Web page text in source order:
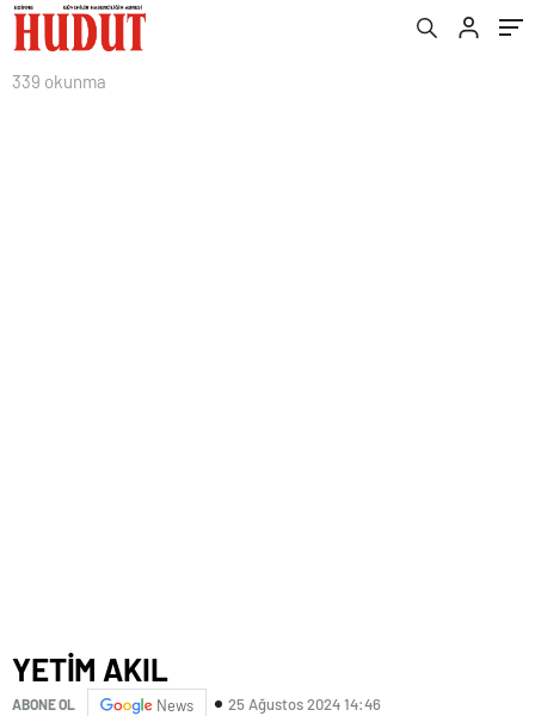
339 okunma
YETİM AKIL
ABONE OL News 25 Ağustos 2024 14:46